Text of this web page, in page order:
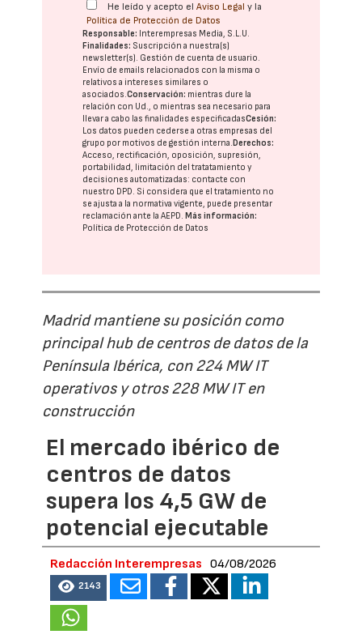
He leído y acepto elAviso Legal y la
Política de Protección de Datos
Responsable: Interempresas Media, S.L.U.
Finalidades: Suscripción a nuestra(s)
newsletter(s). Gestión de cuenta de usuario.
Envío de emails relacionados con la misma o
relativos a intereses similares o
asociados.Conservación: mientras dure la
relación con Ud., o mientras sea necesario para
llevar a cabo las finalidades especificadasCesión:
Los datos pueden cederse a otras empresas del
grupo por motivos de gestión interna. Derechos:
Acceso, rectificación, oposición, supresión,
portabilidad, limitación del tratatamiento y
decisiones automatizadas: contacte con
nuestro DPD. Si considera que el tratamiento no
se ajusta a la normativa vigente, puede presentar
reclamación ante laAEPD. Más información:
Política de Protección de Datos
Madrid mantiene su posición como
principal hub de centros de datos de la
Península Ibérica, con 224 MW IT
operativos y otros 228 MW IT en
construcción
El mercado ibérico de
centros de datos
supera los 4,5 GW de
potencial ejecutable
Redacción Interempresas 04/08/2026
2143